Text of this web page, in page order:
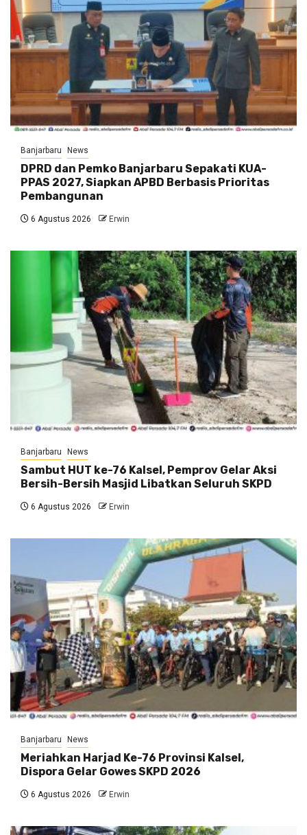
Banjarbaru News
DPRD dan Pemko Banjarbaru Sepakati KUA-
PPAS 2027, Siapkan APBD Berbasis Prioritas
Pembangunan
6 Agustus 2026 Erwin
Banjarbaru News
Sambut HUT ke-76 Kalsel, Pemprov Gelar Aksi
Bersih-Bersih Masjid Libatkan Seluruh SKPD
6 Agustus 2026 Erwin
Banjarbaru News
Meriahkan Harjad Ke-76 Provinsi Kalsel,
Dispora Gelar Gowes SKPD 2026
6 Agustus 2026 Erwin